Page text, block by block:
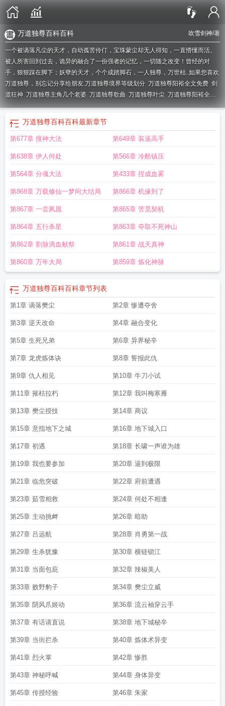
吹雪剑神/著
万道独尊百科百科
一个被谪落凡尘的天才，自幼孤苦伶仃，宝珠蒙尘却无人得知，一直懵懂而活。
被人所害回到过去，诡异的融合了一份强者的记忆，一切随之改变！曾经的对
手，狠狠踩在脚下；妖孽的天才，个个成踏脚石，一人独尊，万世枯..如果您喜欢
万道独尊，别忘记分享给朋友.万道独尊境界等级划分 万道独尊阳裕全文免费 剑
道狂神 万道独尊主角几个老婆 万道独尊歌曲 万道独尊叶尘 万道独尊阳裕全文
免费阅读万道独尊免费万道独尊阳裕等级划分万道独尊全本TXT万道独尊阳
万界独尊动漫免费观看全集
角有几
独尊阳裕百度百科万道独尊 魂圣 万道独尊一念永恒万道独尊人物简介
画免费阅读下拉式六漫画
万道独尊魂圣百度百科 万道独尊 踏破星辰
好看吗万道独尊境界划分 万道独尊结局万道独尊 万载浮沉
道独尊阳裕几个老婆
万道独尊 林枫 万道独尊动漫万道独尊万道独尊
阳裕最新章节万道独尊88读书网 万道独尊林枫 万道独尊女主复活了吗
主万道独尊阳辰万道独尊花若雪复活了吗万道独尊在线观看万道独尊TXT全
母亲是谁
万道独尊TXT 万道独尊雪儿是女主吗 万道独尊动漫免费观看全集高
清万道独尊有几个女主角 万道独尊人物介绍万道独尊txt万道独尊剑无双
独尊短剧免费观看万道独尊全文阅读免费万道独尊等级划分万道独尊免费观
尊上官 万道独尊等级境界 万道独尊电视剧免费观看第一集
独尊完整版免费观看
万道独尊完整版万道独尊魂圣TXT
读万道独尊在线观看免费版高清 万道独尊TXT百度
万道独尊百科百科最新章节
第677章 搜神大法 第649章 装逼高手
第638章 伊人何处 第566章 冷酷镇压
第564章 分魂大法 第433章 捏成血雾
第868章 万载修仙一梦间大结局 第866章 机缘到了
第867章 一尝夙愿 第865章 苦觅契机
第864章 五行杀星 第863章 夺取不死神山
第862章 割脉滴血献祭 第861章 战天真神
第860章 万年大局 第859章 炼化神脉
万道独尊百科百科章节列表
第1章 谪落樊尘 第2章 惨遭夺舍
第3章 逆天改命 第4章 融合变化
第5章 生死兄弟 第6章 异界秘辛
第7章 龙虎炼体诀 第8章 誓报此仇
第9章 仇人相见 第10章 牛刀小试
第11章 摧枯拉朽 第12章 我叫梅寒雁
第13章 樊尘授技 第14章 商议
第15章 意指地下之城 第16章 地下城入口
第17章 初遇 第18章 长啸一声谁为雄
第19章 我也要参加 第20章 逼到极限
第21章 临危突破 第22章 府前遭遇
第23章 茹雪相救 第24章 何处不相逢
第25章 主动挑衅 第26章 暗助
第27章 吕远航 第28章 肖勇第一战
第29章 生杀犹豫 第30章 横链锁江
第31章 当面包庇 第32章 辣椒美人
第33章 败野豹子 第34章 樊尘立威
第35章 阴风爪姬动 第36章 流云袖穿云手
第37章 有话请直说 第38章 地下城秘辛
第39章 当街拦杀 第40章 炼体术异变
第41章 烈火掌 第42章 惨胜
第43章 神秘呼喊 第44章 身体异变
第45章 传授经验 第46章 朱家